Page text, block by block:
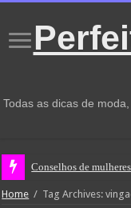
Todas as dicas de
Conselhos de
Home / Tag Archives: